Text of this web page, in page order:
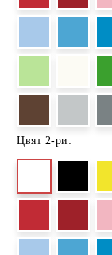
Цвят 2-ри: